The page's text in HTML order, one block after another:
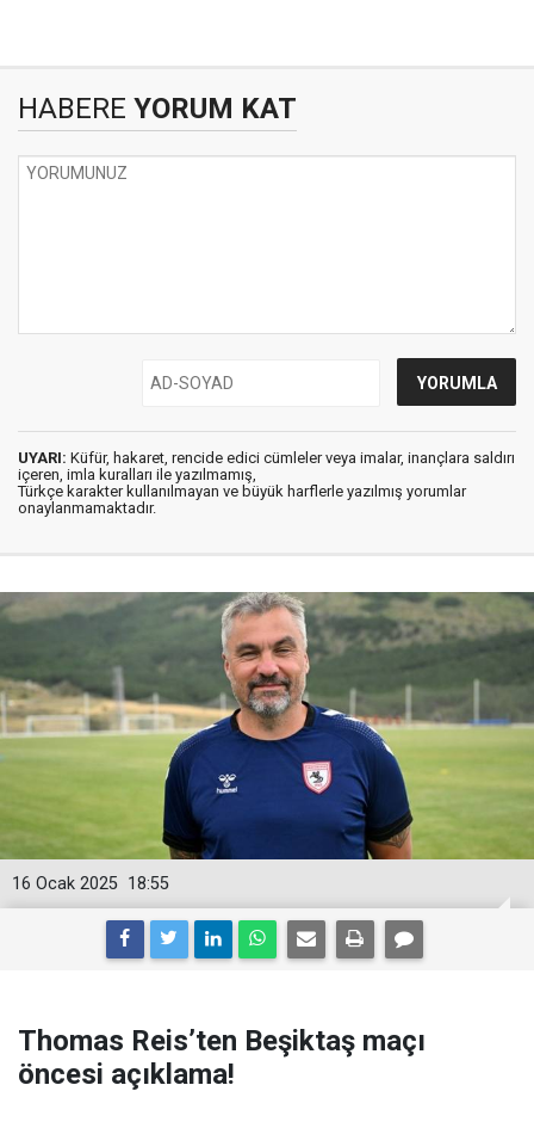
HABERE YORUM KAT
UYARI: Küfür, hakaret, rencide edici cümleler veya imalar, inançlara saldırı
içeren, imla kuralları ile yazılmamış,
Türkçe karakter kullanılmayan ve büyük harflerle yazılmış yorumlar
onaylanmamaktadır.
18:55
16 Ocak 2025
Thomas Reis’ten Beşiktaş maçı
öncesi açıklama!